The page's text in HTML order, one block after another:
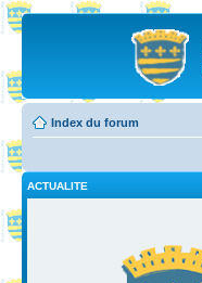
Index du forum
ACTUALITE